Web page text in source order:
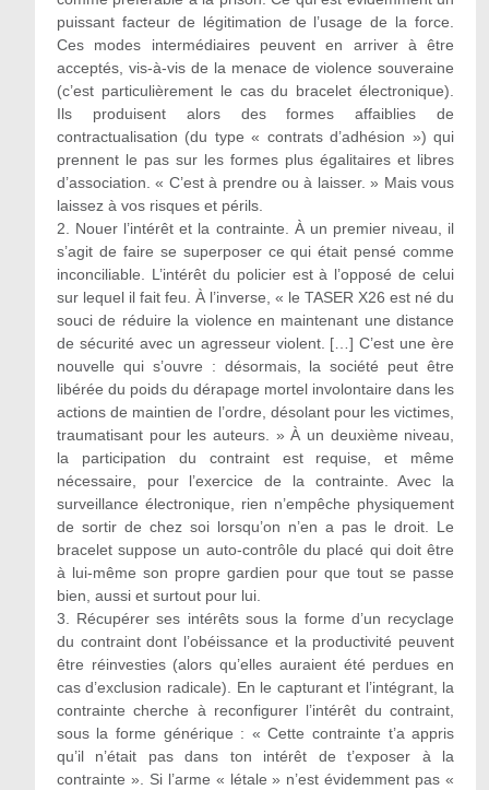
puissant facteur de légitimation de l’usage de la force.
Ces modes intermédiaires peuvent en arriver à être
acceptés, vis-à-vis de la menace de violence souveraine
(c’est particulièrement le cas du bracelet électronique).
Ils produisent alors des formes affaiblies de
contractualisation (du type « contrats d’adhésion ») qui
prennent le pas sur les formes plus égalitaires et libres
d’association. « C’est à prendre ou à laisser. » Mais vous
laissez à vos risques et périls.
2. Nouer l’intérêt et la contrainte. À un premier niveau, il
s’agit de faire se superposer ce qui était pensé comme
inconciliable. L’intérêt du policier est à l’opposé de celui
sur lequel il fait feu. À l’inverse, « le TASER X26 est né du
souci de réduire la violence en maintenant une distance
de sécurité avec un agresseur violent. […] C’est une ère
nouvelle qui s’ouvre : désormais, la société peut être
libérée du poids du dérapage mortel involontaire dans les
actions de maintien de l’ordre, désolant pour les victimes,
traumatisant pour les auteurs. » À un deuxième niveau,
la participation du contraint est requise, et même
nécessaire, pour l’exercice de la contrainte. Avec la
surveillance électronique, rien n’empêche physiquement
de sortir de chez soi lorsqu’on n’en a pas le droit. Le
bracelet suppose un auto-contrôle du placé qui doit être
à lui-même son propre gardien pour que tout se passe
bien, aussi et surtout pour lui.
3. Récupérer ses intérêts sous la forme d’un recyclage
du contraint dont l’obéissance et la productivité peuvent
être réinvesties (alors qu’elles auraient été perdues en
cas d’exclusion radicale). En le capturant et l’intégrant, la
contrainte cherche à reconfigurer l’intérêt du contraint,
sous la forme générique : « Cette contrainte t’a appris
qu’il n’était pas dans ton intérêt de t’exposer à la
contrainte ». Si l’arme « létale » n’est évidemment pas «